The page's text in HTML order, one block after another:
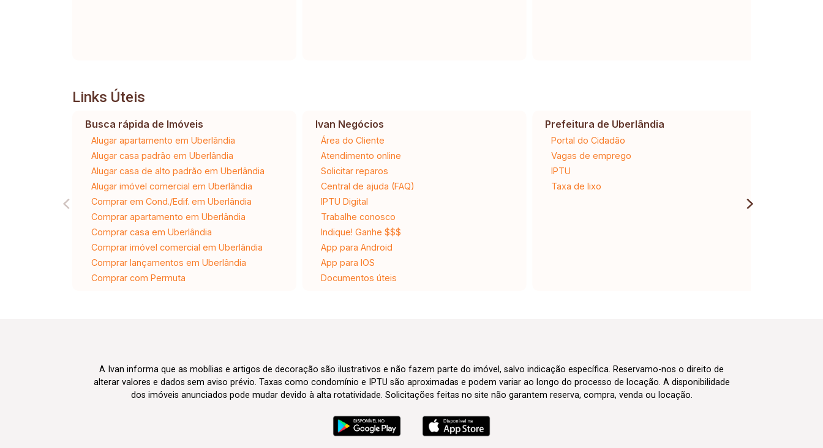
Links Úteis
Busca rápida de Imóveis
Alugar apartamento em Uberlândia
Alugar casa padrão em Uberlândia
Alugar casa de alto padrão em Uberlândia
Alugar imóvel comercial em Uberlândia
Comprar em Cond./Edif. em Uberlândia
Comprar apartamento em Uberlândia
Comprar casa em Uberlândia
Comprar imóvel comercial em Uberlândia
Comprar lançamentos em Uberlândia
Comprar com Permuta
Ivan Negócios
Área do Cliente
Atendimento online
Solicitar reparos
Central de ajuda (FAQ)
IPTU Digital
Trabalhe conosco
Indique! Ganhe $$$
App para Android
App para IOS
Documentos úteis
Prefeitura de Uberlândia
Portal do Cidadão
Vagas de emprego
IPTU
Taxa de lixo
A Ivan informa que as mobílias e artigos de decoração são ilustrativos e não fazem parte do imóvel, salvo indicação específica. Reservamo-nos o direito de
alterar valores e dados sem aviso prévio. Taxas como condomínio e IPTU são aproximadas e podem variar ao longo do processo de locação. A disponibilidade
dos imóveis anunciados pode mudar devido à alta rotatividade. Solicitações feitas no site não garantem reserva, compra, venda ou locação.